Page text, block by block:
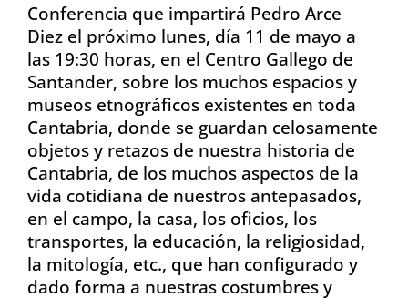
Conferencia que impartirá Pedro Arce
Diez el próximo lunes, día 11 de mayo a
las 19:30 horas, en el Centro Gallego de
Santander, sobre los muchos espacios y
museos etnográficos existentes en toda
Cantabria, donde se guardan celosamente
objetos y retazos de nuestra historia de
Cantabria, de los muchos aspectos de la
vida cotidiana de nuestros antepasados,
en el campo, la casa, los oficios, los
transportes, la educación, la religiosidad,
la mitología, etc., que han configurado y
dado forma a nuestras costumbres y